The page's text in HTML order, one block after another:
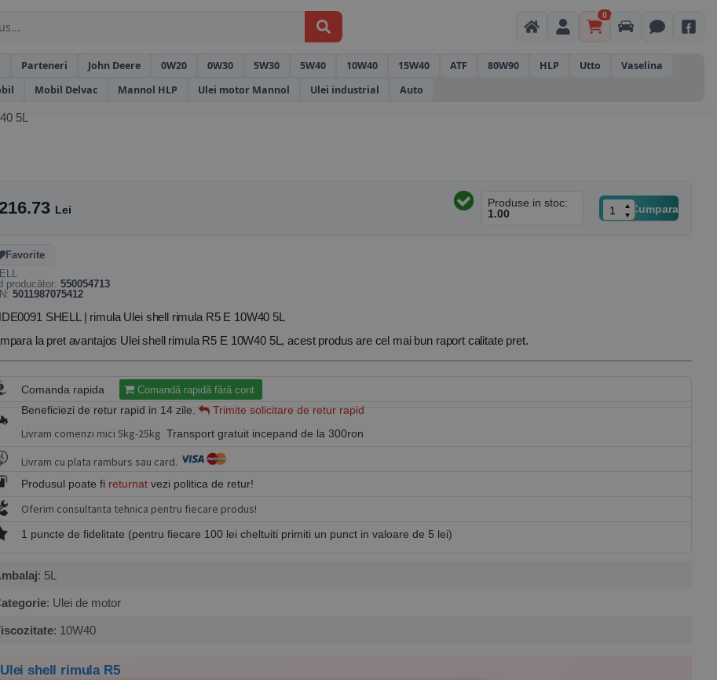
0
Parteneri John Deere 0W20 0W30 5W30 5W40 10W40 15W40 ATF 80W90 HLP Utto
Vaselina
Mobil Delvac Mannol HLP Ulei motor Mannol Ulei industrial Auto
5L
Lei
Produse in stoc:
1.00
Cumpara
Favorite
producător: 550054713
5011987075412
SHELL | rimula Ulei shell rimula R5 E 10W40 5L
la pret avantajos Ulei shell rimula R5 E 10W40 5L, acest produs are cel mai bun raport calitate pret.
Comanda rapida Comandă rapidă fără cont
Beneficiezi de retur rapid in 14 zile. Trimite solicitare de retur rapid
Livram comenzi mici 5kg-25kg Transport gratuit incepand de la 300ron
Livram cu plata ramburs sau card.
Produsul poate fi returnat vezi politica de retur!
Oferim consultanta tehnica pentru fiecare produs!
1 puncte de fidelitate (pentru fiecare 100 lei cheltuiti primiti un punct in valoare de 5 lei)
: 5L
: Ulei de motor
: 10W40
Ulei shell rimula R5